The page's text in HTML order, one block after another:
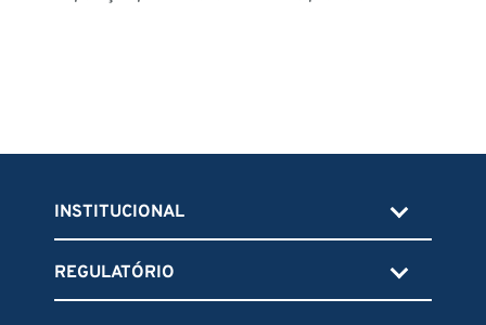
INSTITUCIONAL
REGULATÓRIO